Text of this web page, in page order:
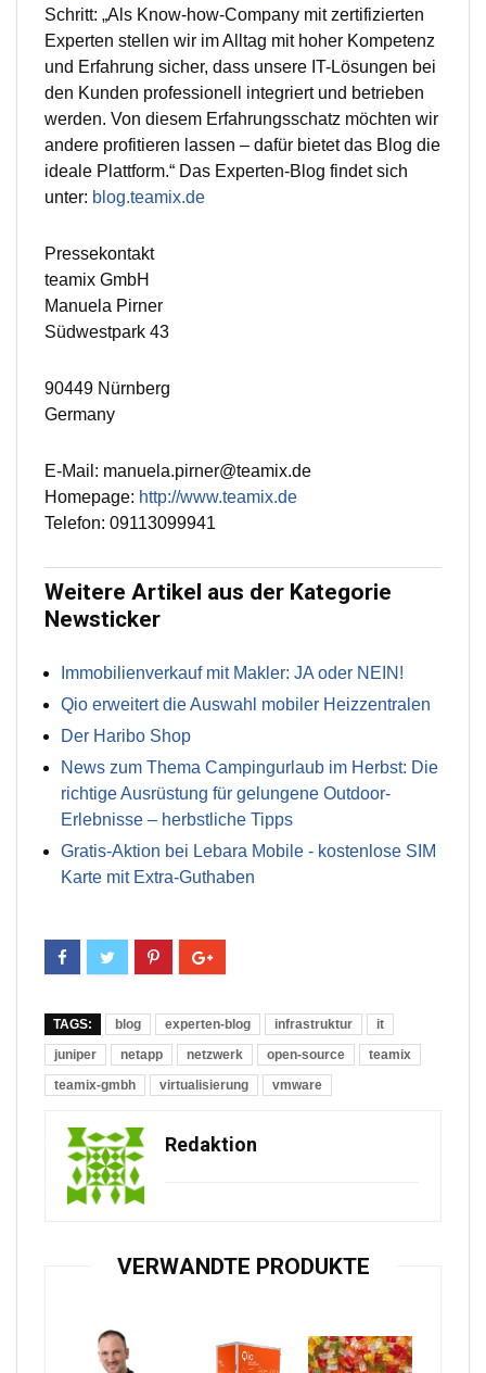
Schritt: „Als Know-how-Company mit zertifizierten
Experten stellen wir im Alltag mit hoher Kompetenz
und Erfahrung sicher, dass unsere IT-Lösungen bei
den Kunden professionell integriert und betrieben
werden. Von diesem Erfahrungsschatz möchten wir
andere profitieren lassen – dafür bietet das Blog die
ideale Plattform.“ Das Experten-Blog findet sich
unter: blog.teamix.de
Pressekontakt
teamix GmbH
Manuela Pirner
Südwestpark 43
90449 Nürnberg
Germany
E-Mail: manuela.pirner@teamix.de
Homepage: http://www.teamix.de
Telefon: 09113099941
Weitere Artikel aus der Kategorie
Newsticker
Immobilienverkauf mit Makler: JA oder NEIN!
Qio erweitert die Auswahl mobiler Heizzentralen
Der Haribo Shop
News zum Thema Campingurlaub im Herbst: Die
richtige Ausrüstung für gelungene Outdoor-
Erlebnisse – herbstliche Tipps
Gratis-Aktion bei Lebara Mobile - kostenlose SIM
Karte mit Extra-Guthaben
TAGS: blog experten-blog infrastruktur
it
juniper
netapp netzwerk open-source
teamix
teamix-gmbh
virtualisierung vmware
Redaktion
VERWANDTE PRODUKTE